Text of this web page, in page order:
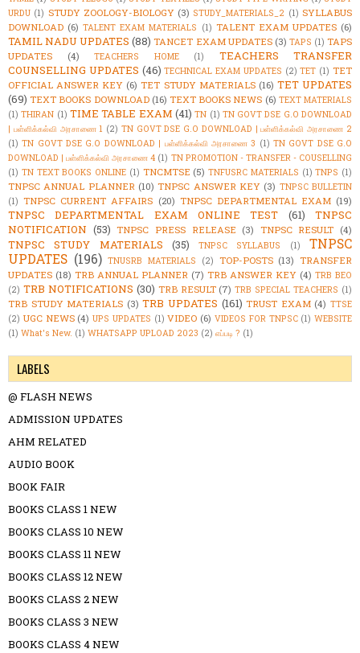
URDU (1) STUDY ZOOLOGY-BIOLOGY (3) STUDY_MATERIALS_2 (1) SYLLABUS
DOWNLOAD (6) TALENT EXAM MATERIALS (1) TALENT EXAM UPDATES (6)
TAMIL NADU UPDATES (88) TANCET EXAM UPDATES (3) TAPS (1) TAPS
UPDATES
(4) TEACHERS HOME (1)
TEACHERS TRANSFER
COUNSELLING UPDATES (46) TECHNICAL EXAM UPDATES (2) TET (1) TET
OFFICIAL ANSWER KEY (6) TET STUDY MATERIALS (16) TET UPDATES
(69) TEXT BOOKS DOWNLOAD (16) TEXT BOOKS NEWS (6) TEXT MATERIALS
(1) THIRAN (1) TIME TABLE EXAM (41) TN (1) TN GOVT DSE G.O DOWNLOAD
| பள்ளிக்கல்வி அரசாணை 1 (2) TN GOVT DSE G.O DOWNLOAD | பள்ளிக்கல்வி அரசாணை 2
(1) TN GOVT DSE G.O DOWNLOAD | பள்ளிக்கல்வி அரசாணை 3 (1) TN GOVT DSE G.O
DOWNLOAD | பள்ளிக்கல்வி அரசாணை 4 (1) TN PROMOTION - TRANSFER - COUSELLING
(1) TN TEXT BOOKS ONLINE (1) TNCMTSE (5) TNFUSRC MATERIALS (1) TNPS (1)
TNPSC ANNUAL PLANNER (10) TNPSC ANSWER KEY (3) TNPSC BULLETIN
(1) TNPSC CURRENT AFFAIRS (20) TNPSC DEPARTMENTAL EXAM (19)
TNPSC DEPARTMENTAL EXAM ONLINE TEST (61)
TNPSC
NOTIFICATION (53) TNPSC PRESS RELEASE (3) TNPSC RESULT (4)
TNPSC STUDY MATERIALS (35) TNPSC SYLLABUS (1)
TNPSC
UPDATES (196) TNUSRB MATERIALS (2) TOP-POSTS (13) TRANSFER
UPDATES (18) TRB ANNUAL PLANNER (7) TRB ANSWER KEY (4) TRB BEO
(2) TRB NOTIFICATIONS (30) TRB RESULT (7) TRB SPECIAL TEACHERS (1)
TRB STUDY MATERIALS (3) TRB UPDATES (161) TRUST EXAM (4) TTSE
(2) UGC NEWS (4) UPS UPDATES (1) VIDEO (6) VIDEOS FOR TNPSC (1) WEBSITE
(1) What's New. (1) WHATSAPP UPLOAD 2023 (2) எப்படி ? (1)
LABELS
@ FLASH NEWS
ADMISSION UPDATES
AHM RELATED
AUDIO BOOK
BOOK FAIR
BOOKS CLASS 1 NEW
BOOKS CLASS 10 NEW
BOOKS CLASS 11 NEW
BOOKS CLASS 12 NEW
BOOKS CLASS 2 NEW
BOOKS CLASS 3 NEW
BOOKS CLASS 4 NEW